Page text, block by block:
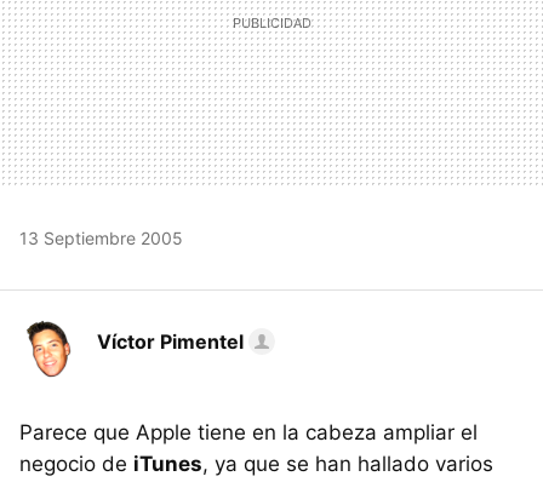
13 Septiembre 2005
Víctor Pimentel
Parece que Apple tiene en la cabeza ampliar el
negocio de iTunes, ya que se han hallado varios